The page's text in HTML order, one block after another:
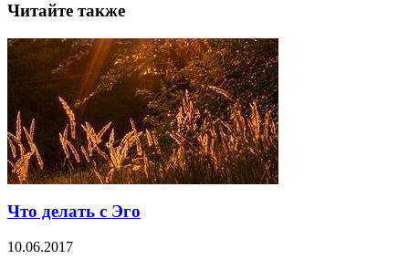
Читайте также
Что делать с Эго
10.06.2017